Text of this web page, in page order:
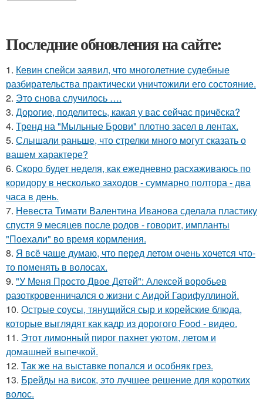
Последние обновления на сайте:
1. Кевин спейси заявил, что многолетние судебные
разбирательства практически уничтожили его состояние.
2. Это снова случилось ….
3. Дорогие, поделитесь, какая у вас сейчас причёска?
4. Тренд на "Мыльные Брови" плотно засел в лентах.
5. Слышали раньше, что стрелки много могут сказать о
вашем характере?
6. Скоро будет неделя, как ежедневно расхаживаюсь по
коридору в несколько заходов - суммарно полтора - два
часа в день.
7. Невеста Тимати Валентина Иванова сделала пластику
спустя 9 месяцев после родов - говорит, импланты
"Поехали" во время кормления.
8. Я всё чаще думаю, что перед летом очень хочется что-
то поменять в волосах.
9. "У Меня Просто Двое Детей": Алексей воробьев
разоткровенничался о жизни с Аидой Гарифуллиной.
10. Острые соусы, тянущийся сыр и корейские блюда,
которые выглядят как кадр из дорогого Food - видео.
11. Этот лимонный пирог пахнет уютом, летом и
домашней выпечкой.
12. Так же на выставке попался и особняк грез.
13. Брейды на висок, это лучшее решение для коротких
волос.